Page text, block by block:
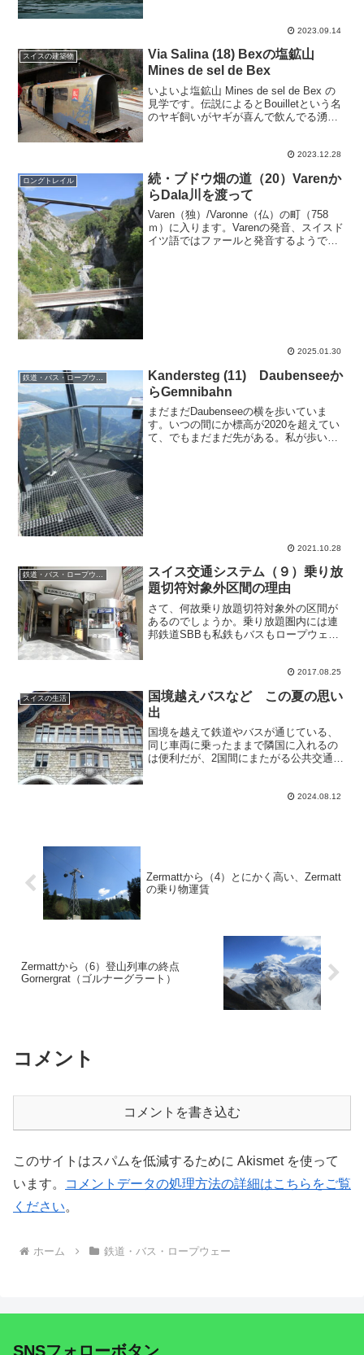
の記事でも書いたように、Lausanne（...
2023.09.14
スイスの建築物
Via Salina (18) Bexの塩鉱山
Mines de sel de Bex
いよいよ塩鉱山 Mines de sel de Bex の
見学です。伝説によるとBouilletという名
のヤギ飼いがヤギが喜んで飲んでる湧水
中に入っていくトンネル。一般...2023.12.28
ロングトレイル
続・ブドウ畑の道（20）Varenか
らDala川を渡って
Varen（独）/Varonne（仏）の町（758
ｍ）に入ります。Varenの発音、スイスド
イツ語ではファールと発音するようで
2025.01.30
Kandersteg (11) Daubenseeか
らGemnibahn
まだまだDaubenseeの横を歩いていま
す。いつの間にか標高が2020を超えてい
て、でもまだまだ先がある。私が歩いて
2021.10.28
スイス交通システム（９）乗り放
題切符対象外区間の理由
さて、何故乗り放題切符対象外の区間が
あるのでしょうか。乗り放題圏内には連
邦鉄道SBBも私鉄もバスもロープウェー
なのにゾーン外があったのは何故？スイ
スではそれなり...
2017.08.25
スイスの生活
国境越えバスなど この夏の思い
出
国境を越えて鉄道やバスが通じている、
同じ車両に乗ったままで隣国に入れるの
は便利だが、2国間にまたがる公共交通路
学」があり、お互いに完全には相いれな
2024.08.12
Zermattから（4）とにかく高い、Zermatt
の乗り物運賃
Zermattから（6）登山列車の終点
Gornergrat（ゴルナーグラート）
コメント
コメントを書き込む
このサイトはスパムを低減するために Akismet を使って
います。
コメントデータの処理方法の詳細はこちらをご覧
ください。
ホーム 鉄道・バス・ロープウェー
SNSフォローボタン